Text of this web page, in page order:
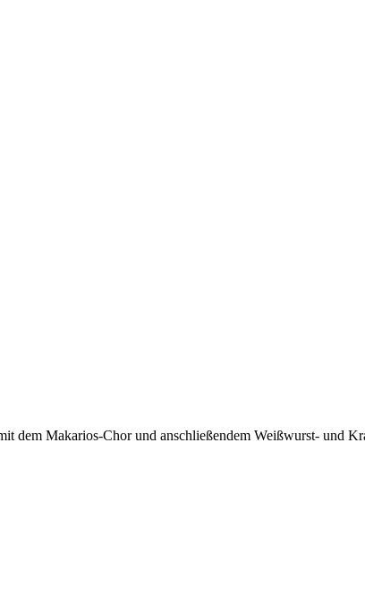
dem Makarios-Chor und anschließendem Weißwurst- und